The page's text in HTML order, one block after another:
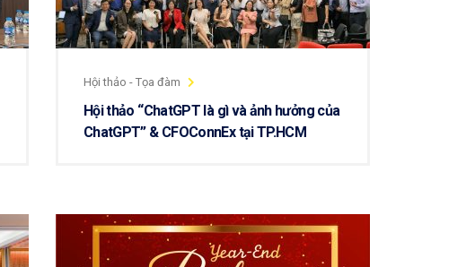
Hội thảo - Tọa đàm
Hội thảo “ChatGPT là gì và ảnh hưởng của
ChatGPT” & CFOConnEx tại TP.HCM